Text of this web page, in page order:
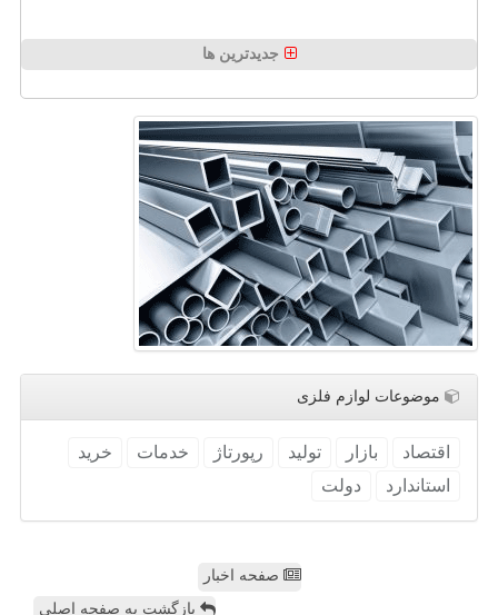
جدیدترین ها
موضوعات لوازم فلزی
اقتصاد بازار تولید رپورتاژ خدمات
خرید
استاندارد
دولت
صفحه اخبار
بازگشت به صفحه اصلی